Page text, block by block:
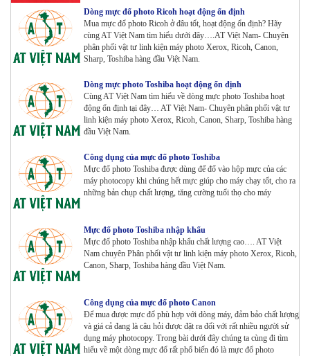
Tham Khảo
Máy Photocopy màu Toshiba E-Studio 4515AC Renew
Tham Khảo
Máy Photocopy màu Toshiba E-Studio 5015AC Renew
Tham Khảo
Máy Photocopy KONICA MINOLTA Bizhub 367 Renew
Tham Khảo
Bộ Mực 4 màu Konica Minolta Bizhub C1085 | 6085 |
6110 | C1100 _Bộ 4 màu _ Trọng lượng 1645g ZIN
HÃNG_ USA
Tham Khảo
Máy Photocopy Ricoh MP 7503 Renew
Tham Khảo
Dòng mực đổ photo Ricoh hoạt động ổn định
Mua mực đổ photo Ricoh ở đâu tốt, hoạt động ổn định? Hãy
cùng AT Việt Nam tìm hiểu dưới đây….AT Việt Nam- Chuyên
phân phối vật tư linh kiện máy photo Xerox, Ricoh, Canon,
Sharp, Toshiba hàng đầu Việt Nam.
Dòng mực photo Toshiba hoạt động ổn định
Cùng AT Việt Nam tìm hiểu về dòng mực photo Toshiba hoạt
động ổn định tại đây… AT Việt Nam- Chuyên phân phối vật tư
linh kiện máy photo Xerox, Ricoh, Canon, Sharp, Toshiba hàng
đầu Việt Nam.
Công dụng của mực đổ photo Toshiba
Mực đổ photo Toshiba được dùng để đổ vào hộp mực của các
máy photocopy khi chúng hết mực giúp cho máy chạy tốt, cho ra
những bản chụp chất lượng, tăng cường tuổi thọ cho máy
Mực đổ photo Toshiba nhập khẩu
Mực đổ photo Toshiba nhập khẩu chất lượng cao…. AT Việt
Nam chuyên Phân phối vật tư linh kiện máy photo Xerox, Ricoh,
Canon, Sharp, Toshiba hàng đầu Việt Nam.
Công dụng của mực đổ photo Canon
Để mua được mực đổ phù hợp với dòng máy, đảm bảo chất lượng
và giá cả đang là câu hỏi được đặt ra đối với rất nhiều người sử
dụng máy photocopy. Trong bài dưới đây chúng ta cùng đi tìm
hiểu về một dòng mực đổ rất phổ biến đó là mực đổ photo